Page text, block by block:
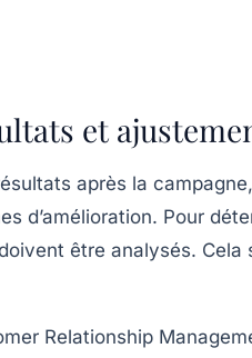
et
après la
d’amélioration. Pour
être analysés.
Relationship